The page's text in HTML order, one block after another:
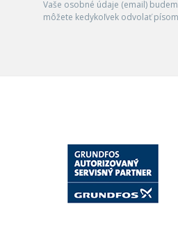
Vaše osobné údaje (email)
môžete kedykoľvek odvolať